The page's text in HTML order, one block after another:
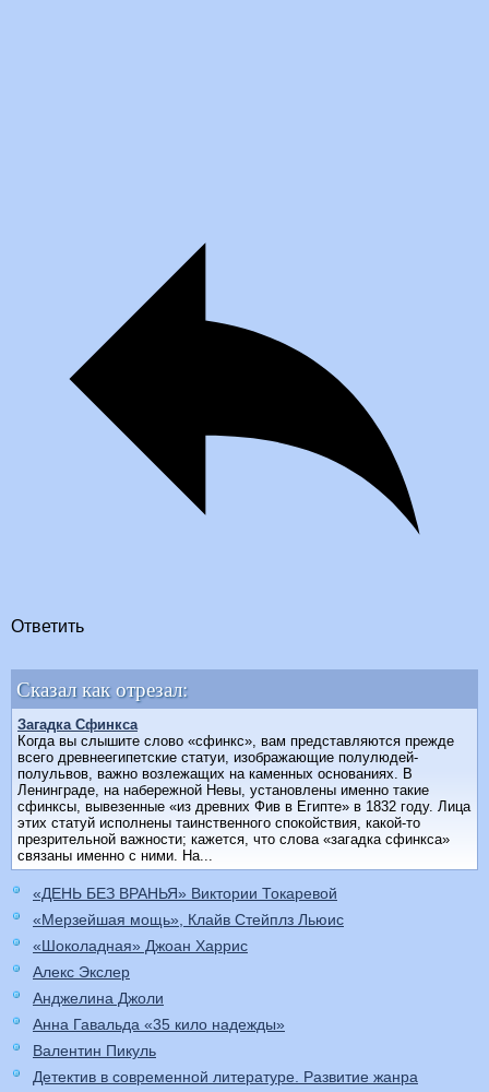
Ответить
Сказал как отрезал:
Загадка Сфинкса
Когда вы слышите слово «сфинкс», вам представляются прежде
всего древнеегипетские статуи, изображающие полулюдей-
полульвов, важно возлежащих на каменных основаниях. В
Ленинграде, на набережной Невы, установлены именно такие
сфинксы, вывезенные «из древних Фив в Египте» в 1832 году. Лица
этих статуй исполнены таинственного спокойствия, какой-то
презрительной важности; кажется, что слова «загадка сфинкса»
связаны именно с ними. На...
«ДЕНЬ БЕЗ ВРАНЬЯ» Виктории Токаревой
«Мерзейшая мощь», Клайв Стейплз Льюис
«Шоколадная» Джоан Харрис
Алекс Экслер
Анджелина Джоли
Анна Гавальда «35 кило надежды»
Валентин Пикуль
Детектив в современной литературе. Развитие жанра